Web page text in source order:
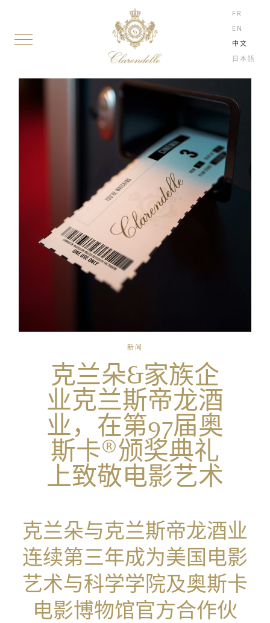
FR
EN
中文
日本語
新闻
克兰朵&家族企
业克兰斯帝龙酒
业，在第97届奥
斯卡®颁奖典礼
上致敬电影艺术
克兰朵与克兰斯帝龙酒业
连续第三年成为美国电影
艺术与科学学院及奥斯卡
电影博物馆官方合作伙